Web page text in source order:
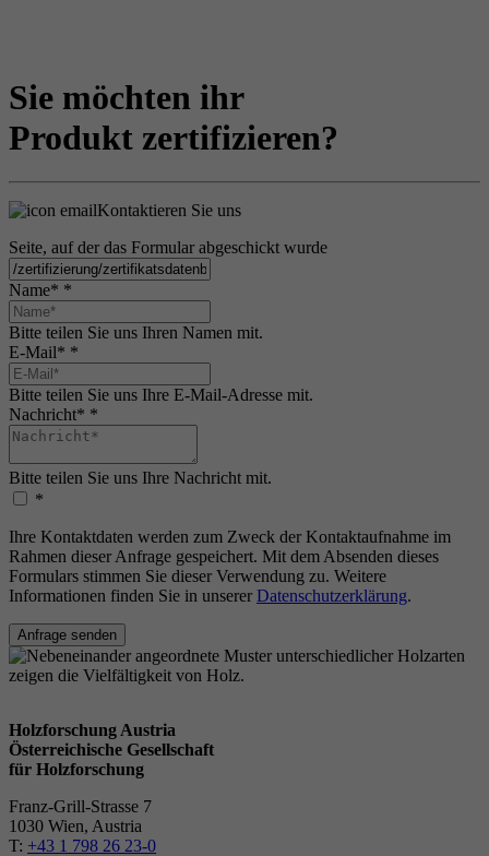
Sie möchten ihr
Produkt zertifizieren?
Kontaktieren Sie uns
Seite, auf der das Formular abgeschickt wurde
Name* *
Bitte teilen Sie uns Ihren Namen mit.
E-Mail* *
Bitte teilen Sie uns Ihre E-Mail-Adresse mit.
Nachricht* *
Bitte teilen Sie uns Ihre Nachricht mit.
*
Ihre Kontaktdaten werden zum Zweck der Kontaktaufnahme im
Rahmen dieser Anfrage gespeichert. Mit dem Absenden dieses
Formulars stimmen Sie dieser Verwendung zu. Weitere
Informationen finden Sie in unserer Datenschutzerklärung.
Anfrage senden
Holzforschung Austria
Österreichische Gesellschaft
für Holzforschung
Franz-Grill-Strasse 7
1030 Wien, Austria
T: +43 1 798 26 23-0